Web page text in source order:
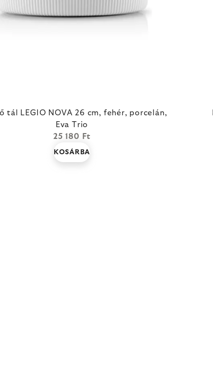
tál LEGIO NOVA 26 cm, fehér, porcelán,
Eva Trio
25 180 Ft
KOSÁRBA